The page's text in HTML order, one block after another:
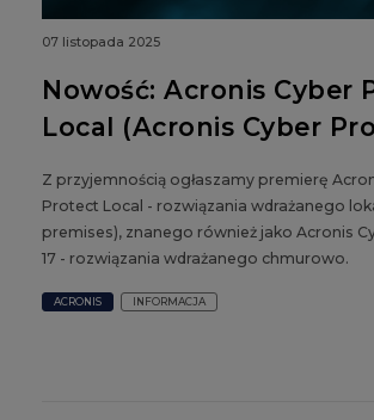
07 listopada 2025
Nowość: Acronis Cyber
Local (Acronis Cyber
Z przyjemnością ogłaszamy premierę
Protect Local - rozwiązania wdrażanego
premises), znanego również jako Acronis
17 - rozwiązania wdrażanego chmurowo.
ACRONIS INFORMACJA